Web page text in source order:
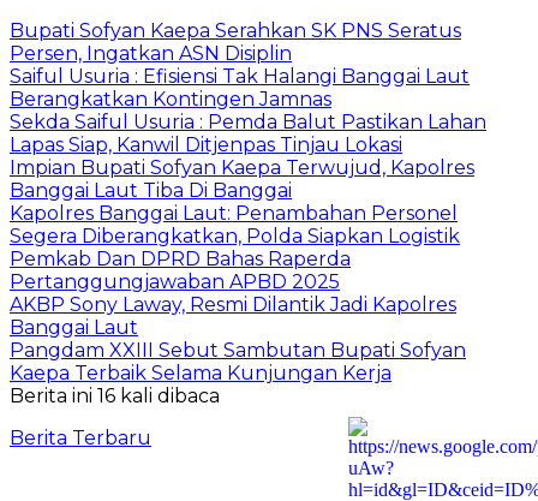
Bupati Sofyan Kaepa Serahkan SK PNS Seratus
Persen, Ingatkan ASN Disiplin
Saiful Usuria : Efisiensi Tak Halangi Banggai Laut
Berangkatkan Kontingen Jamnas
Sekda Saiful Usuria : Pemda Balut Pastikan Lahan
Lapas Siap, Kanwil Ditjenpas Tinjau Lokasi
Impian Bupati Sofyan Kaepa Terwujud, Kapolres
Banggai Laut Tiba Di Banggai
Kapolres Banggai Laut: Penambahan Personel
Segera Diberangkatkan, Polda Siapkan Logistik
Pemkab Dan DPRD Bahas Raperda
Pertanggungjawaban APBD 2025
AKBP Sony Laway, Resmi Dilantik Jadi Kapolres
Banggai Laut
Pangdam XXIII Sebut Sambutan Bupati Sofyan
Kaepa Terbaik Selama Kunjungan Kerja
Berita ini 16 kali dibaca
Berita Terbaru